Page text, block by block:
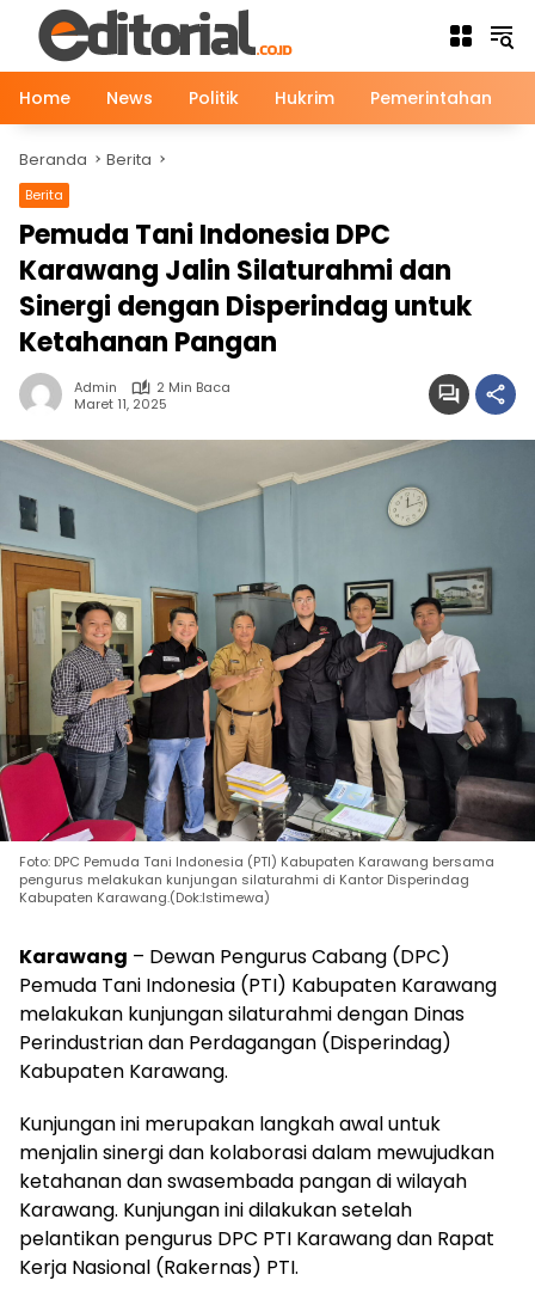
Langsung
konten
Home
News Politik Hukrim Pemerintahan
Beranda Berita
Berita
Pemuda Tani Indonesia DPC
Karawang Jalin Silaturahmi dan
Sinergi dengan Disperindag untuk
Ketahanan Pangan
Admin
2 Min Baca
Maret 11, 2025
Foto: DPC Pemuda Tani Indonesia (PTI) Kabupaten Karawang bersama
pengurus melakukan kunjungan silaturahmi di Kantor Disperindag
Kabupaten Karawang.(Dok:Istimewa)
Karawang – Dewan Pengurus Cabang (DPC)
Pemuda Tani Indonesia (PTI) Kabupaten Karawang
melakukan kunjungan silaturahmi dengan Dinas
Perindustrian dan Perdagangan (Disperindag)
Kabupaten Karawang.
Kunjungan ini merupakan langkah awal untuk
menjalin sinergi dan kolaborasi dalam mewujudkan
ketahanan dan swasembada pangan di wilayah
Karawang. Kunjungan ini dilakukan setelah
pelantikan pengurus DPC PTI Karawang dan Rapat
Kerja Nasional (Rakernas) PTI.